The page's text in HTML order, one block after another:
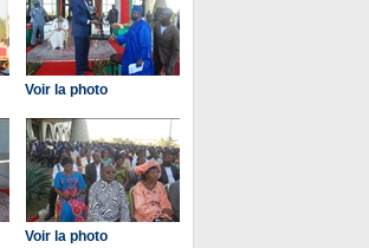
Voir la photo
Voir la photo